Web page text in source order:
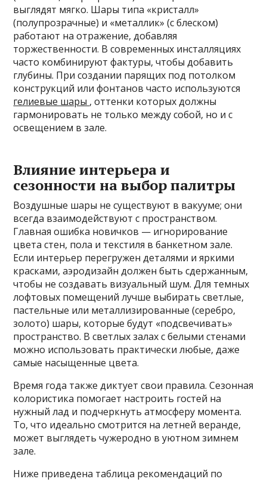
выглядят мягко. Шары типа «кристалл»
(полупрозрачные) и «металлик» (с блеском)
работают на отражение, добавляя
торжественности. В современных инсталляциях
часто комбинируют фактуры, чтобы добавить
глубины. При создании парящих под потолком
конструкций или фонтанов часто используются
гелиевые шары , оттенки которых должны
гармонировать не только между собой, но и с
освещением в зале.
Влияние интерьера и
сезонности на выбор палитры
Воздушные шары не существуют в вакууме; они
всегда взаимодействуют с пространством.
Главная ошибка новичков — игнорирование
цвета стен, пола и текстиля в банкетном зале.
Если интерьер перегружен деталями и яркими
красками, аэродизайн должен быть сдержанным,
чтобы не создавать визуальный шум. Для темных
лофтовых помещений лучше выбирать светлые,
пастельные или металлизированные (серебро,
золото) шары, которые будут «подсвечивать»
пространство. В светлых залах с белыми стенами
можно использовать практически любые, даже
самые насыщенные цвета.
Время года также диктует свои правила. Сезонная
колористика помогает настроить гостей на
нужный лад и подчеркнуть атмосферу момента.
То, что идеально смотрится на летней веранде,
может выглядеть чужеродно в уютном зимнем
зале.
Ниже приведена таблица рекомендаций по